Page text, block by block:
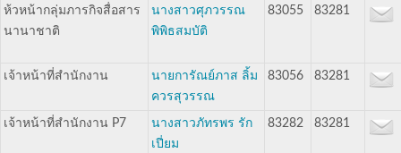
ห้วหน้ากลุ่มภารกิจสื่อสาร
นานาชาติ
นางสาวศุภวรรณ
พิพิธสมบัติ
83055 83281
เจ้าหน้าที่สำนักงาน
นายการัณย์ภาส ลิ้ม
ควรสุวรรณ
83056 83281
เจ้าหน้าที่สำนักงาน​ P7
นางสาวภัทรพร​ รัก
เปี่ยม
83282 83281